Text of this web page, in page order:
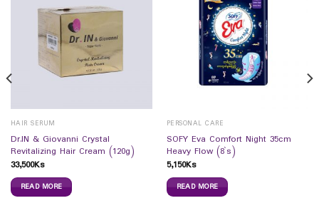
HAIR SERUM
Dr.IN & Giovanni Crystal
Revitalizing Hair Cream (120g)
33,500Ks
READ MORE
PERSONAL CARE
SOFY Eva Comfort Night 35cm
Heavy Flow (8`s)
5,150Ks
READ MORE